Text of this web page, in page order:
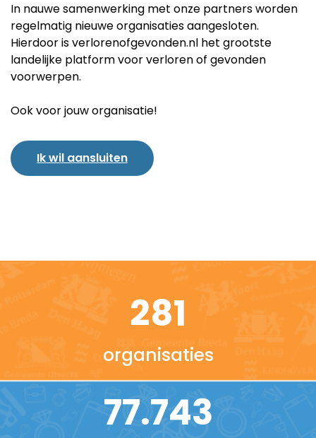
In nauwe samenwerking met onze partners worden
regelmatig nieuwe organisaties aangesloten.
Hierdoor is verlorenofgevonden.nl het grootste
landelijke platform voor verloren of gevonden
voorwerpen.
Ook voor jouw organisatie!
Ik wil aansluiten
281
organisaties
77.743